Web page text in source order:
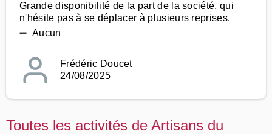
Grande disponibilité de la part de la société, qui
n'hésite pas à se déplacer à plusieurs reprises.
➖ Aucun
Frédéric Doucet
24/08/2025
Toutes les activités de Artisans du